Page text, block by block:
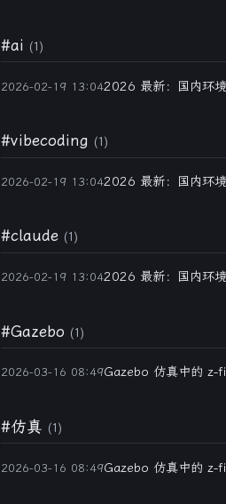
#ai (1)
2026-02-19 13:042026 最新：国内环
#vibecoding (1)
2026-02-19 13:042026 最新：国内环
#claude (1)
2026-02-19 13:042026 最新：国内环
#Gazebo (1)
2026-03-16 08:49Gazebo 仿真中的 z-
#仿真 (1)
2026-03-16 08:49Gazebo 仿真中的 z-